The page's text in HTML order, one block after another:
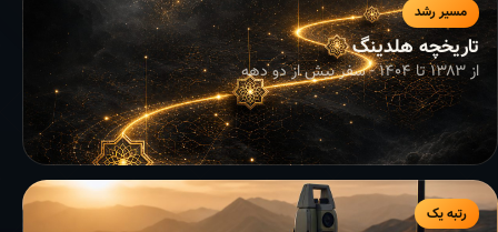
مسیر رشد
تاریخچه هلدینگ
از ۱۳۸۳ تا ۱۴۰۴ - سفر بیش از دو دهه
رتبه یک